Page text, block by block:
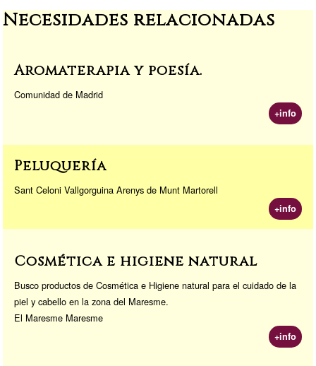
m o n a
Necesidades relacionadas
Aromaterapia y poesía.
Comunidad de Madrid
+info
Peluquería
Sant Celoni Vallgorguina Arenys de Munt Martorell
+info
Cosmética e higiene natural
Busco productos de Cosmética e Higiene natural para el cuidado de la
piel y cabello en la zona del Maresme.
El Maresme Maresme
+info